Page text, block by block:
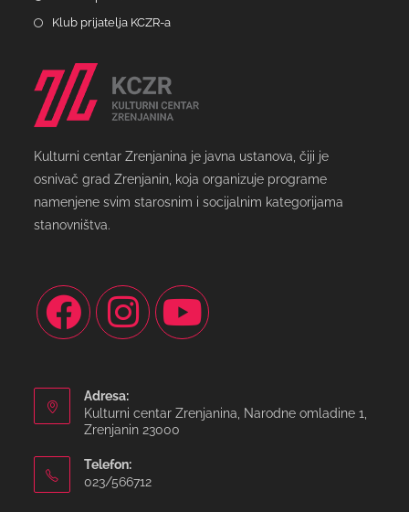
Klub prijatelja KCZR-a
Kulturni centar Zrenjanina je javna ustanova, čiji je
osnivač grad Zrenjanin, koja organizuje programe
namenjene svim starosnim i socijalnim kategorijama
stanovništva.
Adresa:
Kulturni centar Zrenjanina, Narodne omladine 1,
Zrenjanin 23000
Telefon:
023/566712